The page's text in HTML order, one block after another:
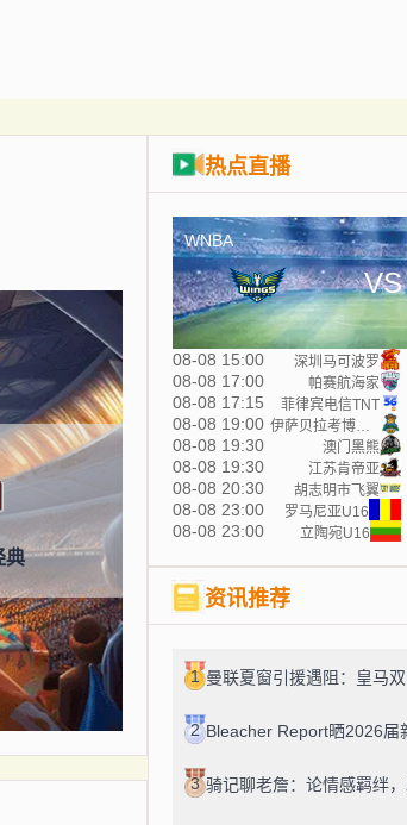
典
热点直播
WNBA
VS
08-08 15:00 深圳马可波罗
08-08 17:00 帕赛航海家
08-08 17:15 菲律宾电信TNT
08-08 19:00
08-08 19:30 澳门黑熊
08-08 19:30 江苏肯帝亚
08-08 20:30 胡志明市飞翼
08-08 23:00 罗马尼亚U16
08-08 23:00 立陶宛U16
资讯推荐
1
2
3